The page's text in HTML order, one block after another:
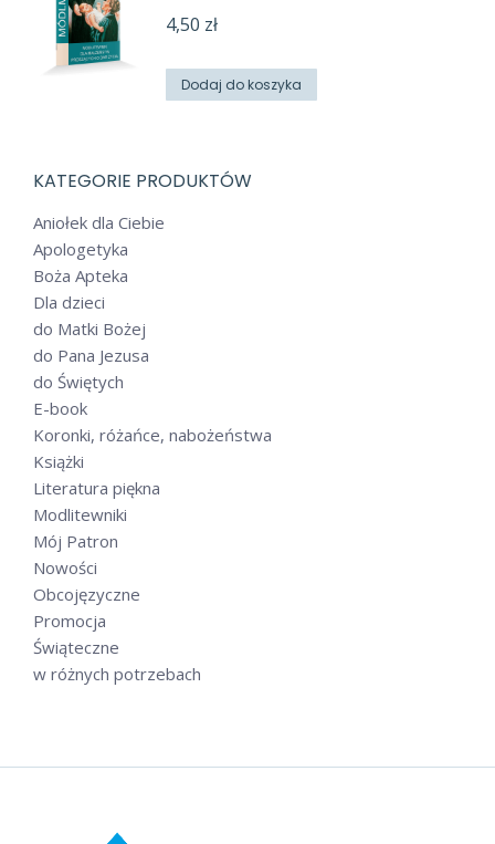
4,50 zł
Dodaj do koszyka
KATEGORIE PRODUKTÓW
Aniołek dla Ciebie
Apologetyka
Boża Apteka
Dla dzieci
do Matki Bożej
do Pana Jezusa
do Świętych
E-book
Koronki, różańce, nabożeństwa
Książki
Literatura piękna
Modlitewniki
Mój Patron
Nowości
Obcojęzyczne
Promocja
Świąteczne
w różnych potrzebach